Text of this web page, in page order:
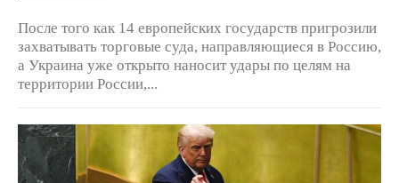
После того как 14 европейских государств пригрозили
захватывать торговые суда, направляющиеся в Россию,
а Украина уже открыто наносит удары по целям на
территории России,...